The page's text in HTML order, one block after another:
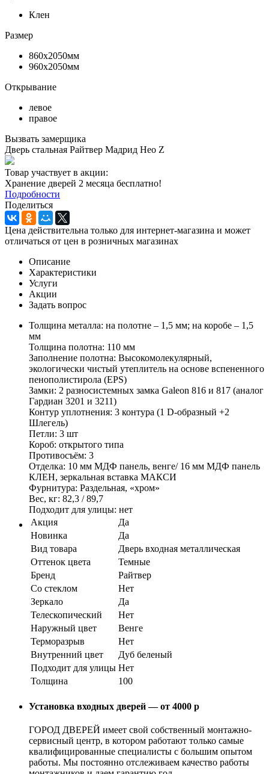
Клен
Размер
860х2050мм
960х2050мм
Открывание
левое
правое
Вызвать замерщика
Дверь стальная Райтвер Мадрид Нео Z
Товар участвует в акции:
Хранение дверей 2 месяца бесплатно!
Подробности
Поделиться
Цена действительна только для интернет-магазина и может
отличаться от цен в розничных магазинах
Описание
Характеристики
Услуги
Акции
Задать вопрос
Толщина металла: на полотне – 1,5 мм; на коробе – 1,5
мм
Толщина полотна: 110 мм
Заполнение полотна: Высокомолекулярный,
экологически чистый утеплитель на основе вспененного
пенополистирола (EPS)
Замки: 2 разносистемных замка Galeon 816 и 817 (аналог
Гардиан 3201 и 3211)
Контур уплотнения: 3 контура (1 D-образный +2
Шлегель)
Петли: 3 шт
Короб: открытого типа
Противосъём: 3
Отделка: 10 мм МДФ панель, венге/ 16 мм МДФ панель
КЛЕН, зеркальная вставка МАКСИ
Фурнитура: Раздельная, «хром»
Вес, кг: 82,3 / 89,7
Подходит для улицы: нет
Акция
Да
Новинка
Да
Вид товара
Дверь входная металлическая
Оттенок цвета
Темные
Бренд
Райтвер
Со стеклом
Нет
Зеркало
Да
Телескопический
Нет
Наружный цвет
Венге
Терморазрыв
Нет
Внутренний цвет
Дуб беленый
Подходит для улицы Нет
Толщина
100
Установка входных дверей — от 4000 р
ГОРОД ДВЕРЕЙ имеет свой собственный монтажно-
сервисный центр, в котором работают только самые
квалифицированные специалисты с большим опытом
работы. Мы постоянно отслеживаем качество работы